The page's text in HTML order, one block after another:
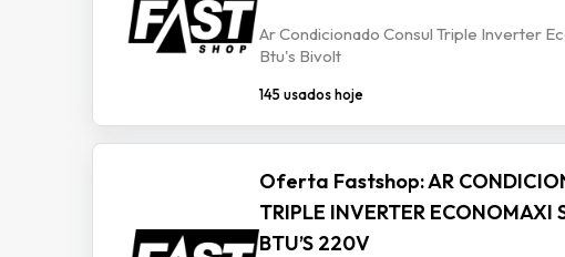
Ar Condicionado Consul Triple Inverter
Btu's Bivolt
145 usados hoje
Oferta Fastshop: AR
TRIPLE INVERTER ECONOMAXI
BTU’S 220V